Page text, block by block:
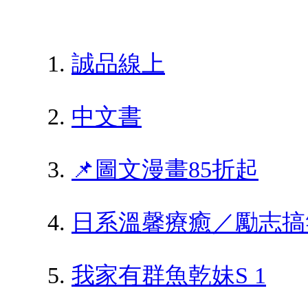
誠品線上
中文書
📌圖文漫畫85折起
日系溫馨療癒／勵志
我家有群魚乾妹S 1